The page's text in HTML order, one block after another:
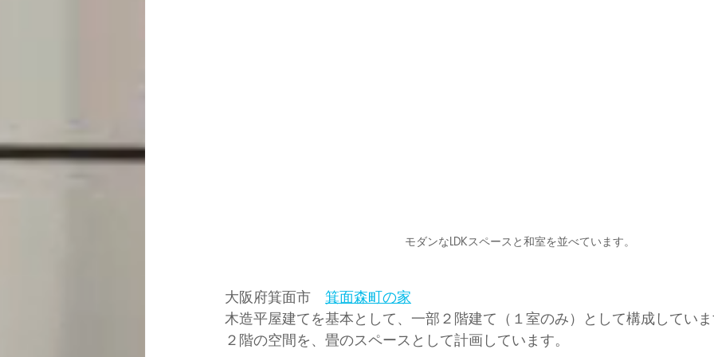
モダンなLDKスペースと和室を並べています。
大阪府箕面市 箕面森町の家
木造平屋建てを基本として、一部２階建て（１室のみ）として構成してい
２階の空間を、畳のスペースとして計画しています。